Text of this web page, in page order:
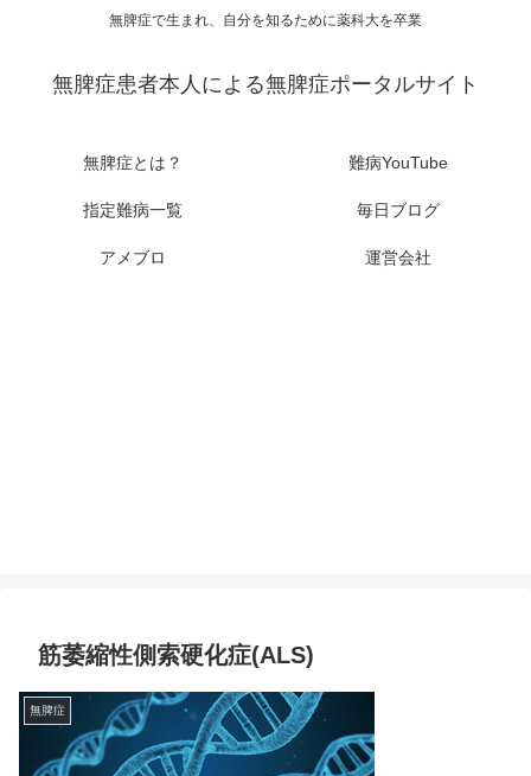
無脾症で生まれ、自分を知るために薬科大を卒業
無脾症患者本人による無脾症ポータルサイト
無脾症とは？ 難病YouTube
指定難病一覧 毎日ブログ
アメブロ 運営会社
筋萎縮性側索硬化症(ALS)
無脾症